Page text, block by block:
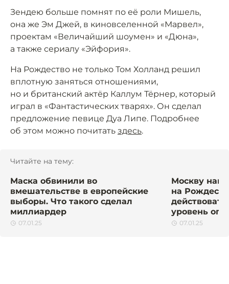
Зендею больше помнят по её роли Мишель,
она же Эм Джей, в киновселенной «Марвел»,
проектам «Величайший шоумен» и «Дюна»,
а также сериалу «Эйфория».
На Рождество не только Том Холланд решил
вплотную заняться отношениями,
но и британский актёр Каллум Тёрнер, который
играл в «Фантастических тварях». Он сделал
предложение певице Дуа Липе. Подробнее
об этом можно почитать здесь.
Читайте на тему:
Маска обвинили во
вмешательстве в европейские
выборы. Что такого сделал
миллиардер
07.01.25
Москву
на
уровень
07.01.25